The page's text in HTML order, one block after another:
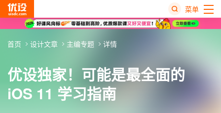
菜单
优设独家！可能是最全面的
iOS 11 学习指南
首页 设计文章 主编专题 详情